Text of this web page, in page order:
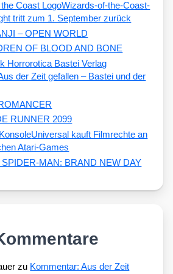
Wizards-of-the-Coast-
tritt zum 1. September zurück
– OPEN WORLD
OF BLOOD AND BONE
der Zeit gefallen – Bastei und der
RUNNER 2099
Universal kauft Filmrechte an
Atari-Games
SPIDER-MAN: BRAND NEW DAY
zu Kommentar: Aus der Zeit